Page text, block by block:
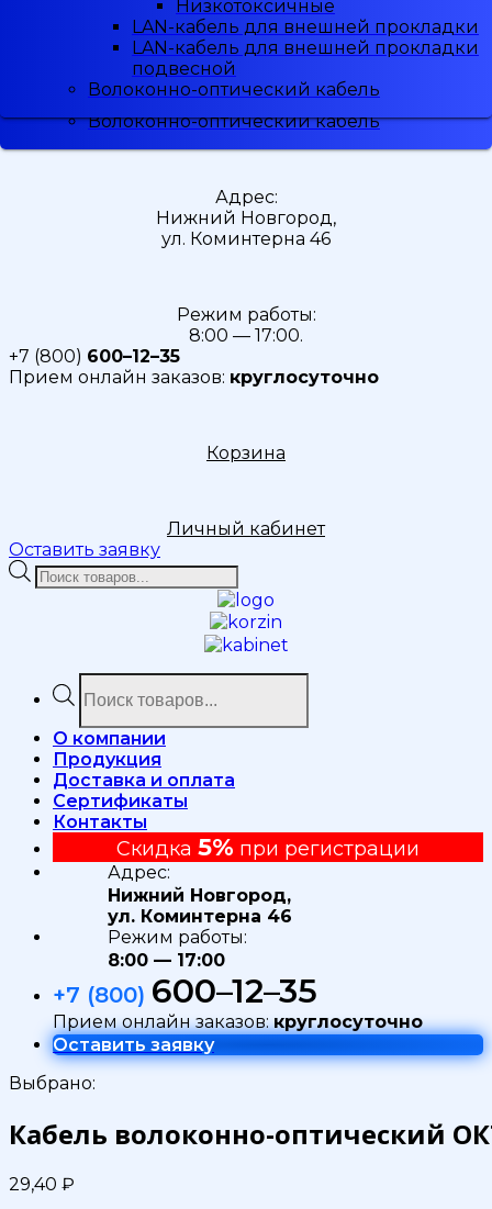
Малодымные
Низкотоксичные
LAN-кабель для внешней прокладки
LAN-кабель для внешней прокладки
подвесной
Волоконно-оптический кабель
при регистрации
Адрес:
Нижний Новгород,
ул. Коминтерна 46
Режим работы:
8:00 — 17:00.
+7 (800) 600–12–35
Прием онлайн заказов: круглосуточно
Корзина
Личный кабинет
Оставить заявку
Низкотоксичные
LAN-кабель для внешней прокладки
LAN-кабель для внешней прокладки
подвесной
Волоконно-оптический кабель
Поиск
товаров
Поиск
товаров
О компании
Продукция
Доставка и оплата
Сертификаты
Контакты
Скидка 5% при регистрации
Адрес:
Нижний Новгород,
ул. Коминтерна 46
Режим работы:
8:00 — 17:00
+7 (800) 600–12–35
Прием онлайн заказов:круглосуточно
Оставить заявку
Низкотоксичные
LAN-кабель для внешней прокладки
LAN-кабель для внешней прокладки
подвесной
Волоконно-оптический кабель
Выбрано:
Кабель волоконно-оптический
29,40 ₽